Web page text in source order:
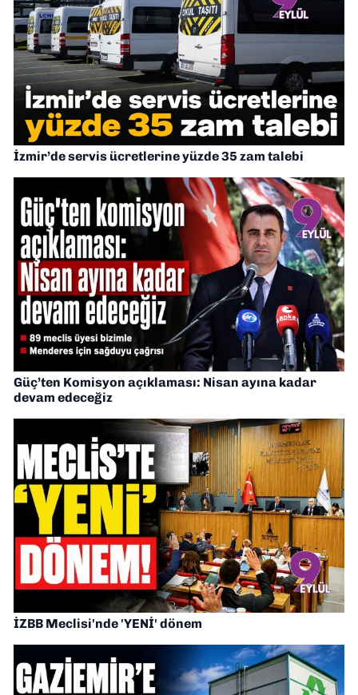
İzmir’de servis ücretlerine yüzde 35 zam talebi
Güç’ten Komisyon açıklaması: Nisan ayına kadar
devam edeceğiz
İZBB Meclisi'nde 'YENİ' dönem